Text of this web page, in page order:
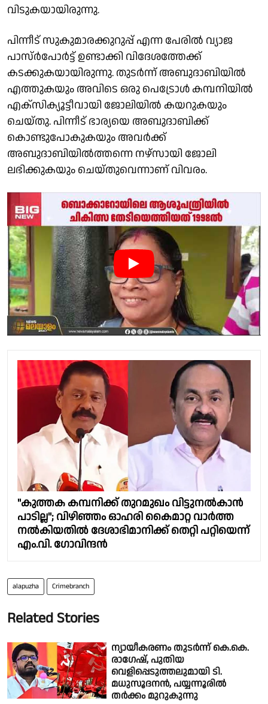
വിടുകയായിരുന്നു.
പിന്നീട് സുകുമാരക്കുറുപ്പ് എന്ന പേരിൽ വ്യാജ
പാസ്ർപോർട്ട് ഉണ്ടാക്കി വിദേശത്തേക്ക്
കടക്കുകയായിരുന്നു. തുടർന്ന് അബുദാബിയിൽ
എത്തുകയും അവിടെ ഒരു പെട്രോൾ കമ്പനിയിൽ
എക്സിക്യൂട്ടീവായി ജോലിയിൽ കയറുകയും
ചെയ്തു. പിന്നീട് ഭാര്യയെ അബുദാബിക്ക്
കൊണ്ടുപോകുകയും അവർക്ക്
അബുദാബിയിൽത്തന്നെ നഴ്സായി ജോലി
ലഭിക്കുകയും ചെയ്തുവെന്നാണ് വിവരം.
"കുത്തക കമ്പനിക്ക് തുറമുഖം വിട്ടുനൽകാൻ
പാടില്ല"; വിഴിഞ്ഞം ഓഹരി കൈമാറ്റ വാർത്ത
നൽകിയതിൽ ദേശാഭിമാനിക്ക് തെറ്റി പറ്റിയെന്ന്
എം.വി. ഗോവിന്ദൻ
alapuzha Crimebranch
Related Stories
ന്യായീകരണം തുടർന്ന് കെ.കെ.
രാഗേഷ്, പുതിയ
വെളിപ്പെടുത്തലുമായി ടി.
മധുസൂദനൻ, പയ്യന്നൂരിൽ
തർക്കം മുറുകുന്നു